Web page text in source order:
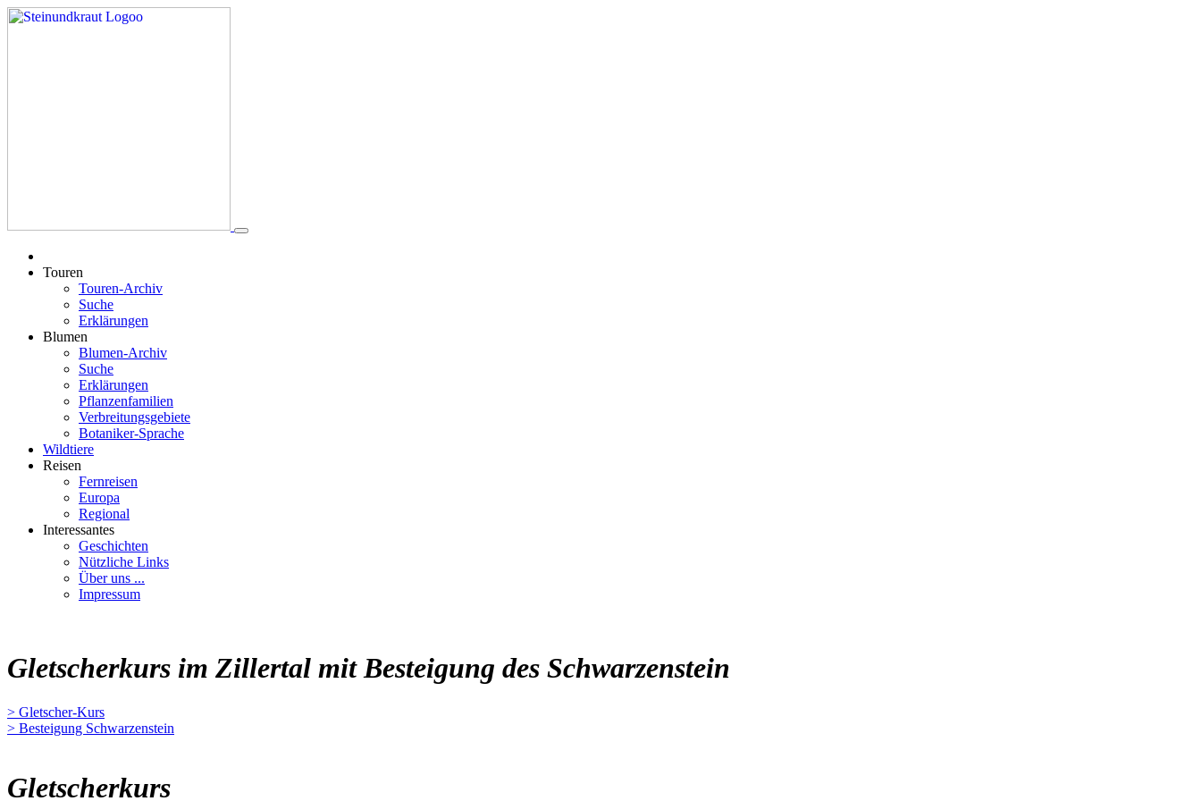
Touren
Touren-Archiv
Suche
Erklärungen
Blumen
Blumen-Archiv
Suche
Erklärungen
Pflanzenfamilien
Verbreitungsgebiete
Botaniker-Sprache
Wildtiere
Reisen
Fernreisen
Europa
Regional
Interessantes
Geschichten
Nützliche Links
Über uns ...
Impressum
Gletscherkurs im Zillertal mit Besteigung des Schwarzenstein
> Gletscher-Kurs
> Besteigung Schwarzenstein
Gletscherkurs